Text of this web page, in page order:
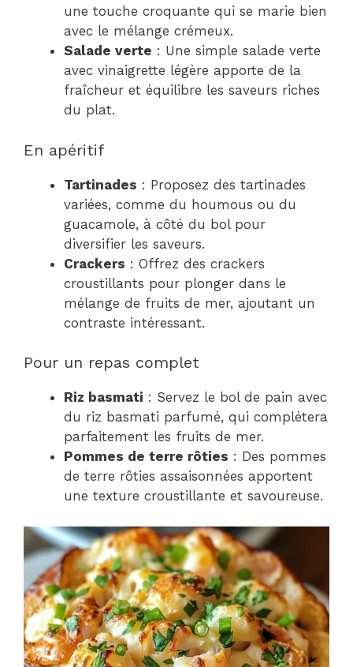
une touche croquante qui se marie bien
avec le mélange crémeux.
Salade verte : Une simple salade verte
avec vinaigrette légère apporte de la
fraîcheur et équilibre les saveurs riches
du plat.
En apéritif
Tartinades : Proposez des tartinades
variées, comme du houmous ou du
guacamole, à côté du bol pour
diversifier les saveurs.
Crackers : Offrez des crackers
croustillants pour plonger dans le
mélange de fruits de mer, ajoutant un
contraste intéressant.
Pour un repas complet
Riz basmati : Servez le bol de pain avec
du riz basmati parfumé, qui complétera
parfaitement les fruits de mer.
Pommes de terre rôties : Des pommes
de terre rôties assaisonnées apportent
une texture croustillante et savoureuse.